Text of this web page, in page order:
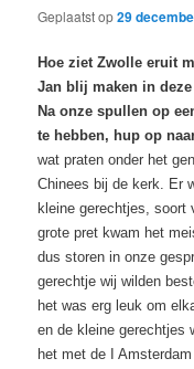
Geplaatst op29
Hoe ziet Zwolle eruit
Jan blij maken in
Na onze spullen op
te hebben, hup op
wat praten onder het
Chinees bij de kerk. Er
kleine gerechtjes, soort
grote pret kwam het
dus storen in onze
gerechtje wij wilden
het was erg leuk om
en de kleine gerechtjes
het met de I